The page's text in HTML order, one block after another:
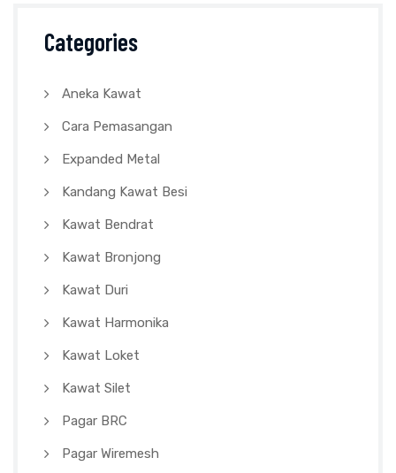
Categories
Aneka Kawat
Cara Pemasangan
Expanded Metal
Kandang Kawat Besi
Kawat Bendrat
Kawat Bronjong
Kawat Duri
Kawat Harmonika
Kawat Loket
Kawat Silet
Pagar BRC
Pagar Wiremesh